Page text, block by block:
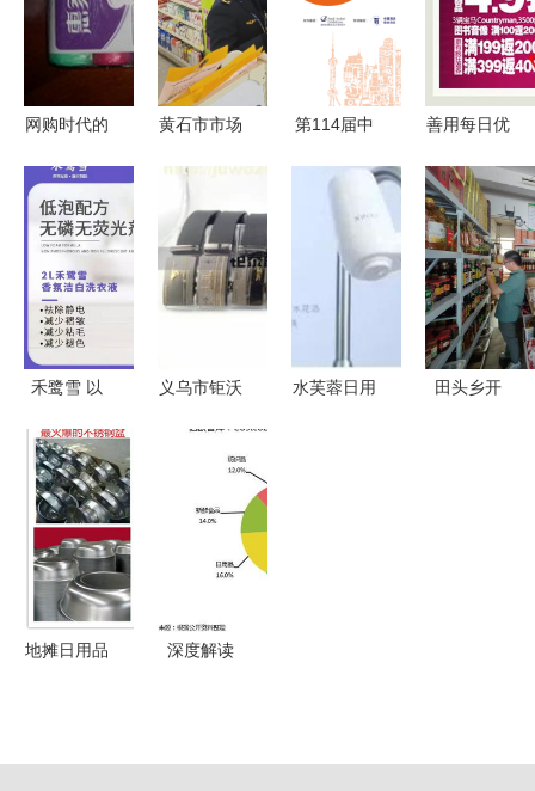
网购时代的
售 便捷背
后的新趋势
黄石市市场
货销售监
管，筑牢消
费安全防线
第114届中
智能驱动与
销售策略升
善用每日优
享智慧消费
新体验
禾鹭雪 以
赖，日用百
货的匠心坚
守
义乌市钜沃
航空腰带热
用百货领军
供应商
水芙蓉日用
田头乡开
地摊日用品
深度解读